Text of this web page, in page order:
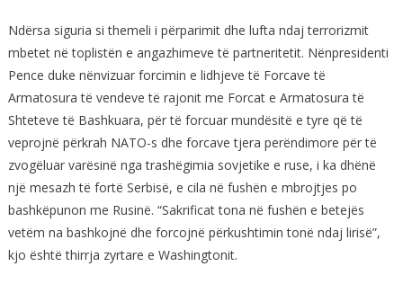
Ndërsa siguria si themeli i përparimit dhe lufta ndaj terrorizmit
mbetet në toplistën e angazhimeve të partneritetit. Nënpresidenti
Pence duke nënvizuar forcimin e lidhjeve të Forcave të
Armatosura të vendeve të rajonit me Forcat e Armatosura të
Shteteve të Bashkuara, për të forcuar mundësitë e tyre që të
veprojnë përkrah NATO-s dhe forcave tjera perëndimore për të
zvogëluar varësinë nga trashëgimia sovjetike e ruse, i ka dhënë
një mesazh të fortë Serbisë, e cila në fushën e mbrojtjes po
bashkëpunon me Rusinë. “Sakrificat tona në fushën e betejës
vetëm na bashkojnë dhe forcojnë përkushtimin tonë ndaj lirisë”,
kjo është thirrja zyrtare e Washingtonit.